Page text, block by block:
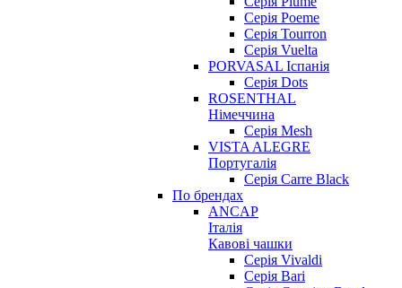
Серія Poeme
Серія Tourron
Серія Vuelta
PORVASAL Іспанія
Серія Dots
ROSENTHAL
Німеччина
Серія Mesh
VISTA ALEGRE
Португалія
Серія Carre Black
По брендах
ANCAP
Італія
Кавові чашки
Cерія Vivaldi
Серія Bari